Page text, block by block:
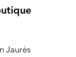
Jaurès